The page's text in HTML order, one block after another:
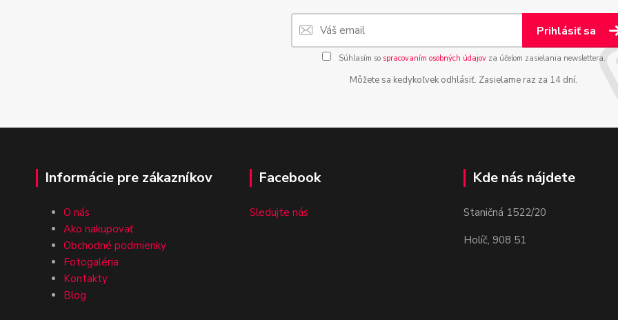
Prihlásiť sa
Súhlasím so spracovaním osobných údajovza účelom zasielania newslettera.
Môžete sa kedykoľvek odhlásiť. Zasielame raz za 14 dní.
Informácie pre zákazníkov
O nás
Ako nakupovať
Obchodné podmienky
Fotogaléria
Kontakty
Blog
Facebook
Sledujte nás
Kde nás nájdete
Staničná 1522/20
Holíč, 908 51